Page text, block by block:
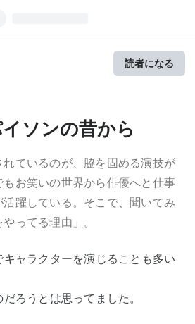
読者になる
ソンの昔から
れているのが、脇を固める演技が
お笑いの世界から俳優へと仕事
躍している。そこで、聞いてみ
ってる理由」。
ャラクターを演じることも多い
ろうとは思ってました。